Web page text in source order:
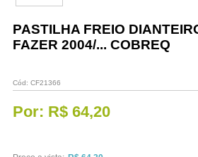
Vestuário
Promoções
PASTILHA FREIO
FAZER 2004/... COBREQ
Cód: CF21366
Por: R$ 64,20